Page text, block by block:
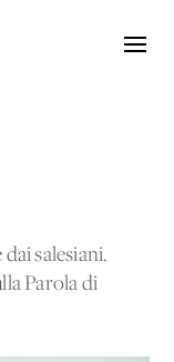
salesiani.
Parola di